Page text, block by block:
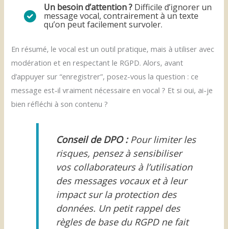
Un besoin d’attention ? Difficile d’ignorer un
message vocal, contrairement à un texte
qu’on peut facilement survoler.
En résumé, le vocal est un outil pratique, mais à utiliser avec
modération et en respectant le RGPD. Alors, avant
d’appuyer sur “enregistrer”, posez-vous la question : ce
message est-il vraiment nécessaire en vocal ? Et si oui, ai-je
bien réfléchi à son contenu ?
Conseil de DPO :Pour limiter les
risques, pensez à sensibiliser
vos collaborateurs à l’utilisation
des messages vocaux et à leur
impact sur la protection des
données. Un petit rappel des
règles de base du RGPD ne fait